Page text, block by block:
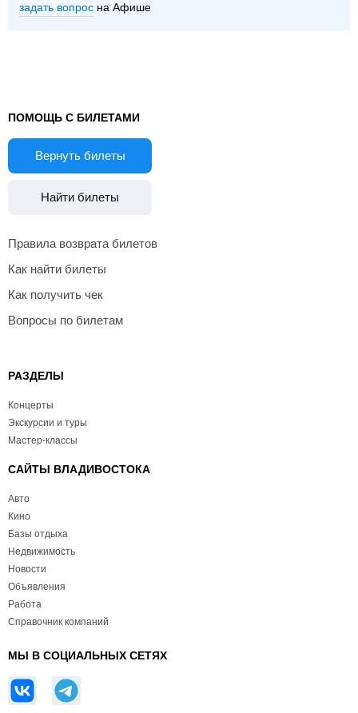
задать вопрос на Афише
ПОМОЩЬ С БИЛЕТАМИ
Вернуть билеты
Найти билеты
Правила возврата билетов
Как найти билеты
Как получить чек
Вопросы по билетам
РАЗДЕЛЫ
Концерты
Экскурсии и туры
Мастер-классы
САЙТЫ ВЛАДИВОСТОКА
Авто
Кино
Базы отдыха
Недвижимость
Новости
Объявления
Работа
Справочник компаний
МЫ В СОЦИАЛЬНЫХ СЕТЯХ